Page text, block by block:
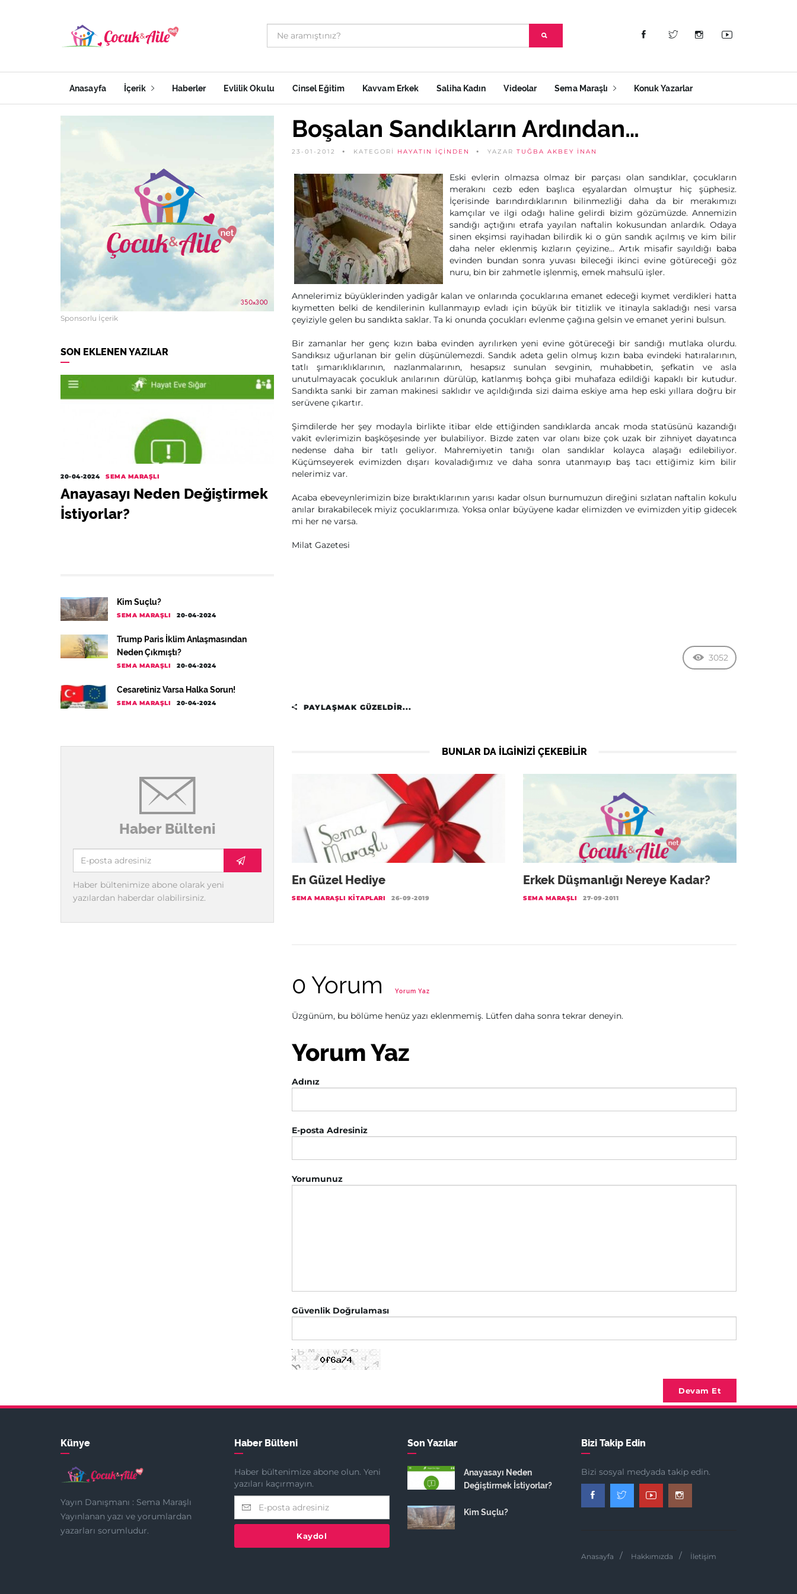
Anasayfa İçerik Haberler Evlilik Okulu Cinsel Eğitim Kavvam Erkek Saliha Kadın Videolar Sema Maraşlı Konuk Yazarlar
Sponsorlu İçerik
SON EKLENEN YAZILAR
20-04-2024 SEMA MARAŞLI
Anayasayı Neden Değiştirmek
İstiyorlar?
Kim Suçlu?
SEMA MARAŞLI 20-04-2024
Trump Paris İklim Anlaşmasından
Neden Çıkmıştı?
SEMA MARAŞLI 20-04-2024
Cesaretiniz Varsa Halka Sorun!
SEMA MARAŞLI 20-04-2024
Haber Bülteni
Haber bültenimize abone olarak yeni
yazılardan haberdar olabilirsiniz.
Boşalan Sandıkların Ardından…
23-01-2012 KATEGORİ HAYATIN İÇINDEN YAZAR TUĞBA AKBEY İNAN
Eski evlerin olmazsa olmaz bir parçası olan sandıklar, çocukların
merakını cezb eden başlıca eşyalardan olmuştur hiç şüphesiz.
İçerisinde barındırdıklarının bilinmezliği daha da bir merakımızı
kamçılar ve ilgi odağı haline gelirdi bizim gözümüzde. Annemizin
sandığı açtığını etrafa yayılan naftalin kokusundan anlardık. Odaya
sinen ekşimsi rayihadan bilirdik ki o gün sandık açılmış ve kim bilir
daha neler eklenmiş kızların çeyizine… Artık misafir sayıldığı baba
evinden bundan sonra yuvası bileceği ikinci evine götüreceği göz
nuru, bin bir zahmetle işlenmiş, emek mahsulü işler.
Annelerimiz büyüklerinden yadigâr kalan ve onlarında çocuklarına emanet edeceği kıymet verdikleri hatta
kıymetten belki de kendilerinin kullanmayıp evladı için büyük bir titizlik ve itinayla sakladığı nesi varsa
çeyiziyle gelen bu sandıkta saklar. Ta ki onunda çocukları evlenme çağına gelsin ve emanet yerini bulsun.
Bir zamanlar her genç kızın baba evinden ayrılırken yeni evine götüreceği bir sandığı mutlaka olurdu.
Sandıksız uğurlanan bir gelin düşünülemezdi. Sandık adeta gelin olmuş kızın baba evindeki hatıralarının,
tatlı şımarıklıklarının, nazlanmalarının, hesapsız sunulan sevginin, muhabbetin, şefkatin ve asla
unutulmayacak çocukluk anılarının dürülüp, katlanmış bohça gibi muhafaza edildiği kapaklı bir kutudur.
Sandıkta sanki bir zaman makinesi saklıdır ve açıldığında sizi daima eskiye ama hep eski yıllara doğru bir
serüvene çıkartır.
Şimdilerde her şey modayla birlikte itibar elde ettiğinden sandıklarda ancak moda statüsünü kazandığı
vakit evlerimizin başköşesinde yer bulabiliyor. Bizde zaten var olanı bize çok uzak bir zihniyet dayatınca
nedense daha bir tatlı geliyor. Mahremiyetin tanığı olan sandıklar kolayca alaşağı edilebiliyor.
Küçümseyerek evimizden dışarı kovaladığımız ve daha sonra utanmayıp baş tacı ettiğimiz kim bilir
nelerimiz var.
Acaba ebeveynlerimizin bize bıraktıklarının yarısı kadar olsun burnumuzun direğini sızlatan naftalin kokulu
anılar bırakabilecek miyiz çocuklarımıza. Yoksa onlar büyüyene kadar elimizden ve evimizden yitip gidecek
mi her ne varsa.
Milat Gazetesi
3052
PAYLAŞMAK GÜZELDIR...
BUNLAR DA ILGINIZI ÇEKEBILIR
En Güzel Hediye
SEMA MARAŞLI KITAPLARI 26-09-2019
Erkek Düşmanlığı Nereye Kadar?
SEMA MARAŞLI 27-09-2011
0 Yorum Yorum Yaz
Üzgünüm, bu bölüme henüz yazı eklenmemiş. Lütfen daha sonra tekrar deneyin.
Yorum Yaz
Adınız
E-posta Adresiniz
Yorumunuz
Güvenlik Doğrulaması
Devam Et
Künye
Yayın Danışmanı : Sema Maraşlı
Yayınlanan yazı ve yorumlardan
yazarları sorumludur.
Haber Bülteni
Haber bültenimize abone olun. Yeni
yazıları kaçırmayın.
Kaydol
Son Yazılar
Anayasayı Neden
Değiştirmek İstiyorlar?
Kim Suçlu?
Bizi Takip Edin
Bizi sosyal medyada takip edin.
Anasayfa Hakkımızda İletişim